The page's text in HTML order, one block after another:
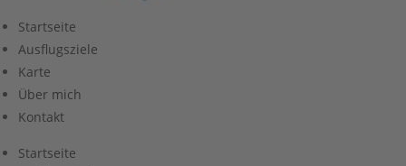
Startseite
Ausflugsziele
Karte
Über mich
Kontakt
Startseite